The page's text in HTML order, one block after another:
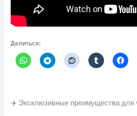
Делиться:
✈️ Эксклюзивные преимущества для